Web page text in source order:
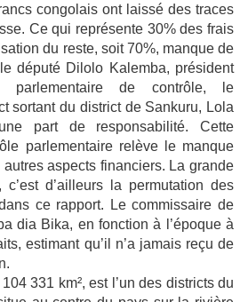
congolais ont laissé des traces
Ce qui représente 30% des frais
du reste, soit 70%, manque de
député Dilolo Kalemba, président
parlementaire de contrôle, le
sortant du district de Sankuru, Lola
part de responsabilité. Cette
parlementaire relève le manque
autres aspects financiers. La grande
c’est d’ailleurs la permutation des
ce rapport. Le commissaire de
dia Bika, en fonction à l’époque à
estimant qu’il n’a jamais reçu de
331 km², est l’un des districts du